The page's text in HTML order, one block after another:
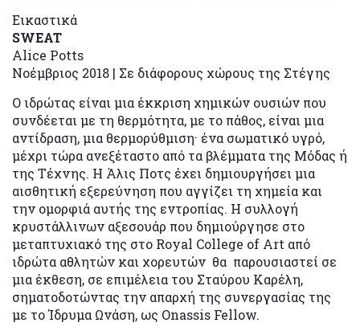
Εικαστικά
SWEAT
Alice Potts
Νοέμβριος 2018 | Σε διάφορους χώρους της Στέγης
Ο ιδρώτας είναι μια έκκριση χημικών ουσιών που
συνδέεται με τη θερμότητα, με το πάθος, είναι μια
αντίδραση, μια θερμορύθμιση· ένα σωματικό υγρό,
μέχρι τώρα ανεξέταστο από τα βλέμματα της Μόδας ή
της Τέχνης. Η Άλις Ποτς έχει δημιουργήσει μια
αισθητική εξερεύνηση που αγγίζει τη χημεία και
την ομορφιά αυτής της εντροπίας. H συλλογή
κρυστάλλινων αξεσουάρ που δημιούργησε στο
μεταπτυχιακό της στο Royal College of Art από
ιδρώτα αθλητών και χορευτών θα παρουσιαστεί σε
μια έκθεση, σε επιμέλεια του Σταύρου Καρέλη,
σηματοδοτώντας την απαρχή της συνεργασίας της
με το Ίδρυμα Ωνάση, ως Onassis Fellow.